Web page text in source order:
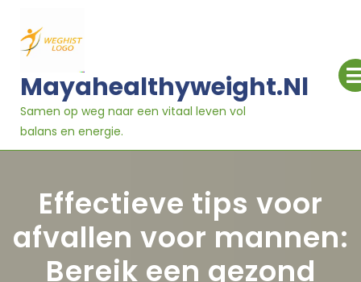
naar
inhoud
Mayahealthyweight.nl
Samen op weg naar een vitaal leven vol
balans en energie.
Effectieve tips voor
afvallen voor mannen:
Bereik een gezond